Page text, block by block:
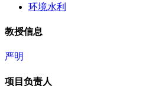
环境水利
教授信息
严明
项目负责人